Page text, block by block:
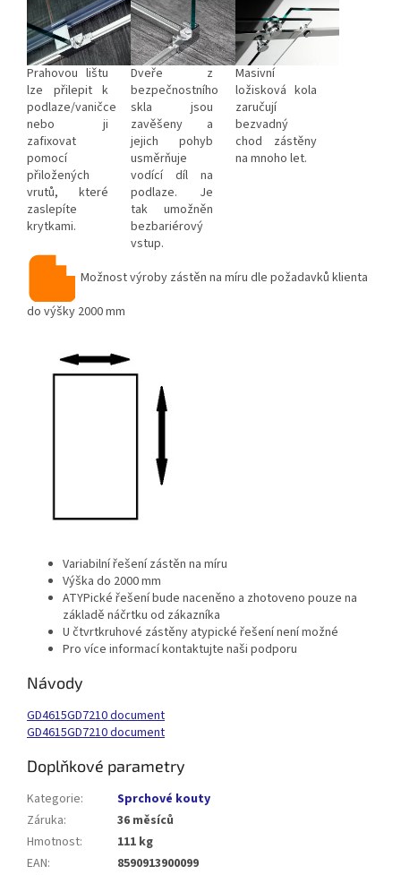
Prahovou lištu
lze přilepit k
podlaze/vaničce
nebo ji
zafixovat
pomocí
přiložených
vrutů, které
zaslepíte
krytkami.
Dveře z
bezpečnostního
skla jsou
zavěšeny a
jejich pohyb
usměrňuje
vodící díl na
podlaze. Je
tak umožněn
bezbariérový
vstup.
Masivní
ložisková kola
zaručují
bezvadný
chod zástěny
na mnoho let.
Možnost výroby zástěn na míru dle požadavků klienta
do výšky 2000 mm
Variabilní řešení zástěn na míru
Výška do 2000 mm
ATYPické řešení bude naceněno a zhotoveno pouze na
základě náčrtku od zákazníka
U čtvrtkruhové zástěny atypické řešení není možné
Pro více informací kontaktujte naši podporu
Návody
GD4615GD7210 document
GD4615GD7210 document
Doplňkové parametry
Kategorie:
Sprchové kouty
Záruka:
36 měsíců
Hmotnost:
111 kg
EAN:
8590913900099